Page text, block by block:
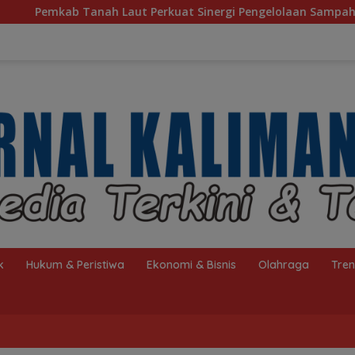
Perkuat Sinergi Pengelolaan Sampah, Bupati Sambut
Hukum & Peristiwa Ekonomi & Bisnis Olahraga